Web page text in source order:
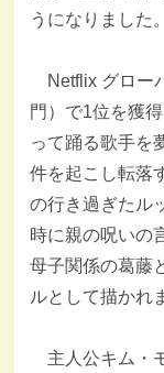
うになりました。
Netflix グロー
門）で1位を獲
って踊る歌手を
件を起こし転落
の行き過ぎたル
時に親の呪いの
母子関係の葛藤
ルとして描かれ
主人公キム・